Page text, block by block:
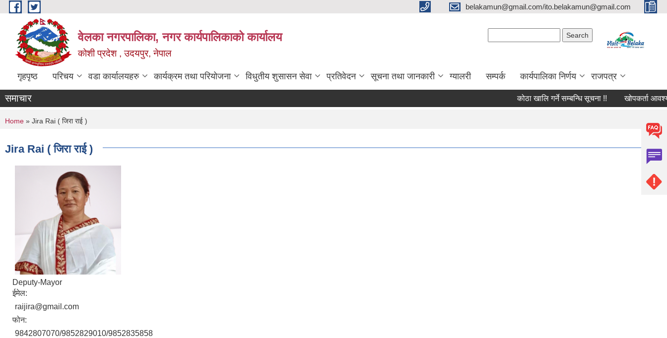
Skip to main content belakamun@gmail.com/ito.belakamun@gmail.com
वेलका नगरपालिका, नगर कार्यपालिकाको कार्यालय
कोशी प्रदेश , उदयपुर, नेपाल
गृहपृष्ठ परिचय वडा कार्यालयहरु कार्यक्रम तथा परियोजना विधुतीय शुसासन सेवा प्रतिवेदन सूचना तथा जानकारी ग्यालरी सम्पर्क कार्यपालिका निर्णय राजपत्र
समाचार कोठा खालि गर्ने सम्बन्धि सूचना !! खोपकर्ता आवश्यक्ता
You are here
Home » Jira Rai ( जिरा राई )
Jira Rai ( जिरा राई )
Deputy-Mayor
ईमेल:
raijira@gmail.com
फोन:
9842807070/9852829010/9852835858